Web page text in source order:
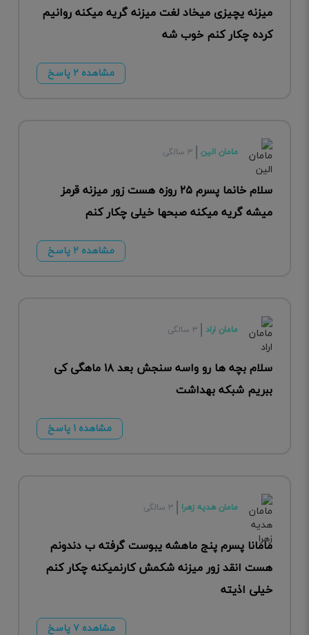
میزنه یچیزی میخاد لغت میزنه گریه میکنه روانیم
کرده چکار کنم خوب شه
مشاهده ۲ پاسخ
مامان الین ۳ سالگی
سلام خانما پسرم ۲۵ روزه هست زور میزنه قرمز
میشه گریه میکنه صبحها خیلی چکار کنم
مشاهده ۲ پاسخ
مامان اراد ۳ سالگی
سلام بچه ها رو واسه سنجش بعد ۱۸ ماهگی کی
ببریم شبکه بهداشت
مشاهده ۱ پاسخ
مامان هدیه زهرا ۳ سالگی
مامانا پسرم پنج ماهشه یبوست گرفته ب دندونم
هست انقد زور میزنه شکمش کارنمیکنه چکار کنم
خیلی اذیته
مشاهده ۷ پاسخ